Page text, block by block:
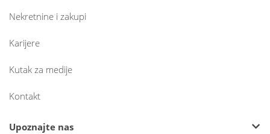
Nekretnine i zakupi
Karijere
Kutak za medije
Kontakt
Upoznajte nas